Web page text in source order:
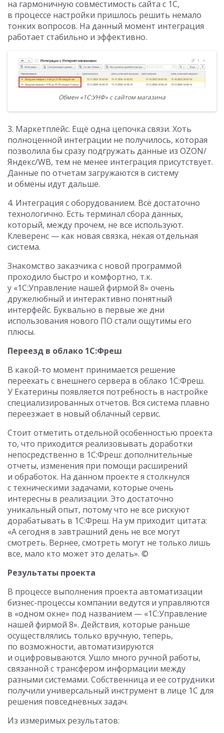
на гармоничную совместимость сайта с 1С,
в процессе настройки пришлось решить немало
тонких вопросов. На данный момент интеграция
работает стабильно и эффективно.
Обмен «1С:УНФ» с сайтом магазина
3. Маркетплейс. Ещё одна цепочка связи. Хоть
полноценной интеграции не получилось, которая
позволила бы сразу подгружать данные из OZON/
Яндекс/WB, тем не менее интеграция присутствует.
Данные по отчетам загружаются в систему
и обмены идут дальше.
4. Интеграция с оборудованием. Всё достаточно
технологично. Есть терминал сбора данных,
который, между прочем, не все используют.
Клеверенс — как новая связка, некая отдельная
система.
Знакомство заказчика с новой программой
проходило быстро и комфортно, т.к.
у «1С:Управление нашей фирмой 8» очень
дружелюбный и интерактивно понятный
интерфейс. Буквально в первые же дни
использования нового ПО стали ощутимы его
плюсы.
Переезд в облако 1С:Фреш
В какой-то момент принимается решение
переехать с внешнего сервера в облако 1С:Фреш.
У Екатерины появляется потребность в настройке
специализированных отчетов. Вся система плавно
переезжает в новый облачный сервис.
Стоит отметить отдельной особенностью проекта
то, что приходится реализовывать доработки
непосредственно в 1С:Фреш: дополнительные
отчеты, изменения при помощи расширений
и обработок. На данном проекте я столкнулся
с техническими задачами, которые очень
интересны в реализации. Это достаточно
уникальный опыт, потому что не все рискуют
дорабатывать в 1С:Фреш. На ум приходит цитата:
«А сегодня в завтрашний день не все могут
смотреть. Вернее, смотреть могут не только лишь
все, мало кто может это делать». ©
Результаты проекта
В процессе выполнения проекта автоматизации
бизнес-процессы компании ведутся и управляются
в «одном окне» под названием — «1С:Управление
нашей фирмой 8». Действия, которые раньше
осуществлялись только вручную, теперь,
по возможности, автоматизируются
и оцифровываются. Ушло много ручной работы,
связанной с трансфером информации между
разными системами. Собственница и ее сотрудники
получили универсальный инструмент в лице 1С для
решения повседневных задач.
Из измеримых результатов: